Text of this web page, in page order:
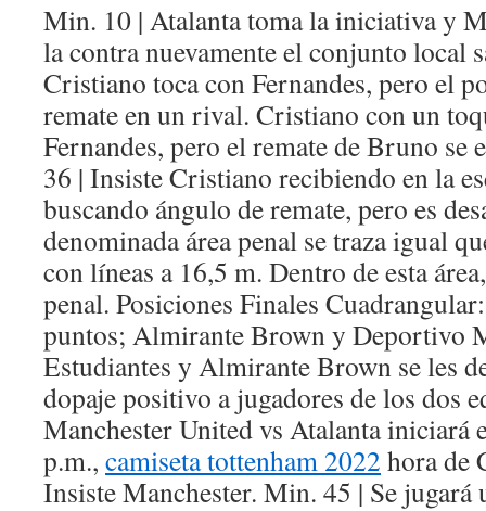
Min. 10 | Atalanta toma la iniciativa y
la contra nuevamente el conjunto local
Cristiano toca con Fernandes, pero el
remate en un rival. Cristiano con un
Fernandes, pero el remate de Bruno se
36 | Insiste Cristiano recibiendo en la
buscando ángulo de remate, pero es
denominada área penal se traza igual
con líneas a 16,5 m. Dentro de esta
penal. Posiciones Finales
puntos; Almirante Brown y Deportivo
Estudiantes y Almirante Brown se les
dopaje positivo a jugadores de los dos
Manchester United vs Atalanta iniciará
p.m., camiseta tottenham 2022 hora de
Insiste Manchester. Min. 45 | Se